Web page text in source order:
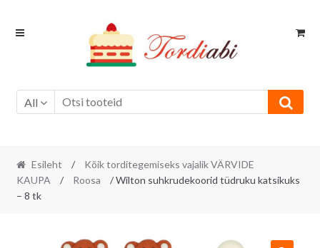
Skip
Skip
All
Esileht /
Kõik torditegemiseks vajalik VÄRVIDE
KAUPA
/ Roosa
/ Wilton suhkrudekoorid tüdruku katsikuks
– 8 tk